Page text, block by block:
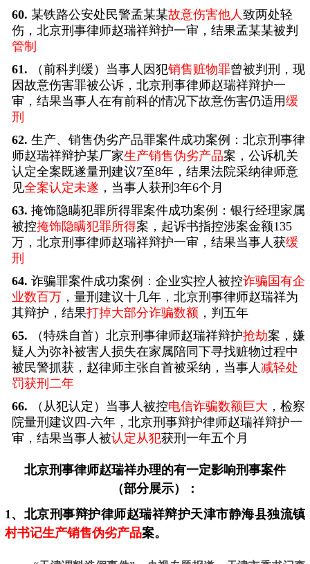
60. 某铁路公安处民警孟某某故意伤害他人致两处轻
伤，北京刑事律师赵瑞祥辩护一审，结果孟某某被判
管制
61.
（前科判缓）当事人因犯销售赃物罪曾被判刑，现
因故意伤害罪被公诉，北京刑事律师赵瑞祥辩护一
审，结果当事人在有前科的情况下故意伤害仍适用缓
刑
62. 生产、销售伪劣产品罪案件成功案例：北京刑事律
师赵瑞祥辩护某厂家生产销售伪劣产品案，公诉机关
认定全案既遂量刑建议7至8年，结果法院采纳律师意
见全案认定未遂 ，当事人获刑3年6个月
63. 掩饰隐瞒犯罪所得罪案件成功案例：银行经理家属
被控掩饰隐瞒犯罪所得案，起诉书指控涉案金额135
万，北京刑事律师赵瑞祥辩护一审，结果当事人获缓
刑
64. 诈骗罪案件成功案例：企业实控人被控诈骗国有企
业数百万 ，量刑建议十几年，北京刑事律师赵瑞祥为
其辩护，结果打掉大部分诈骗数额 ，判五年
65.
（特殊自首）北京刑事律师赵瑞祥辩护抢劫案，嫌
疑人为弥补被害人损失在家属陪同下寻找赃物过程中
被民警抓获，赵律师主张自首被采纳，当事人减轻处
罚获刑二年
66.
（从犯认定）当事人被控电信诈骗数额巨大 ，检察
院量刑建议四-六年，北京刑事辩护律师赵瑞祥辩护一
审，结果当事人被认定从犯获刑一年五个月
北京刑事律师赵瑞祥办理的有一定影响刑事案件
（部分展示）：
1、北京刑事辩护律师赵瑞祥辩护天津市静海县独流镇
村书记生产销售伪劣产品案。